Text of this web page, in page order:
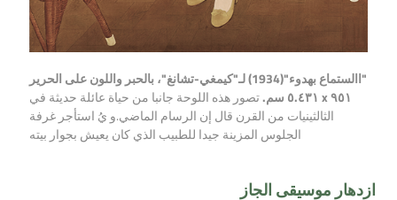
"االستماع بهدوء"(1934) لـ"كيمغي-تشانغ"، بالحبر واللون على الحرير
٩٥١ x ٥.٤٣١ سم.
تصور هذه اللوحة جانبا من حياة عائلة حديثة في
الثالثينيات من القرن قال إن الرسام الماضي.و يُ استأجر غرفة
الجلوس المزينة جيدا للطبيب الذي كان يعيش بجوار بيته
ازدهار موسيقى الجاز